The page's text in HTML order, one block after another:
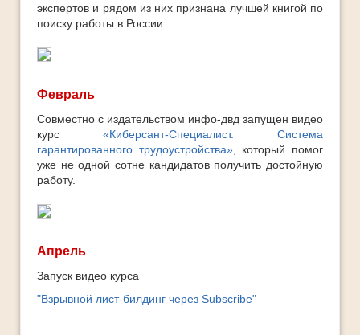
экспертов и рядом из них признана лучшей книгой по
поиску работы в России.
Февраль
Совместно с издательством инфо-двд запущен видео
курс «Киберсант-Специалист. Система
гарантированного трудоустройства», который помог
уже не одной сотне кандидатов получить достойную
работу.
Апрель
Запуск видео курса
"Взрывной лист-билдинг через Subscribe"